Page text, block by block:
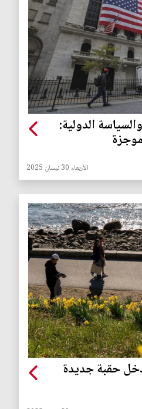
الدولية:
الأربعاء 30 نيسان 2025
حقبة جديدة